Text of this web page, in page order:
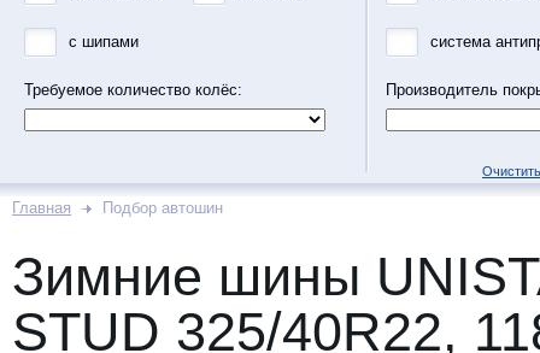
с шипами
Требуемое количество колёс:
система
Производитель
Главная Подбор автошин
Зимние шины
STUD 325/40R22,